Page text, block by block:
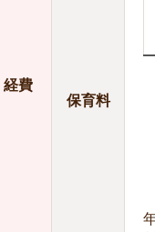
経費
保育料